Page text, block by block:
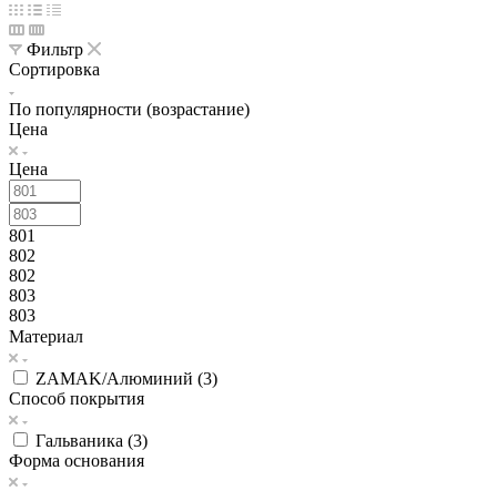
Фильтр
Сортировка
По популярности (возрастание)
Цена
Цена
801
802
802
803
803
Материал
ZAMAK/Алюминий (3)
Способ покрытия
Гальваника (3)
Форма основания